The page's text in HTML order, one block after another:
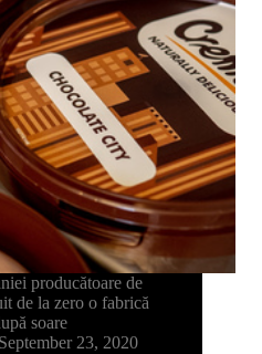
producătoare de
de la zero o fabrică
soare
September 23, 2020